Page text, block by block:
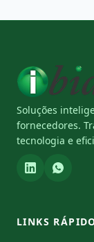
Soluções
fornecedores.
tecnologia e
LINKS